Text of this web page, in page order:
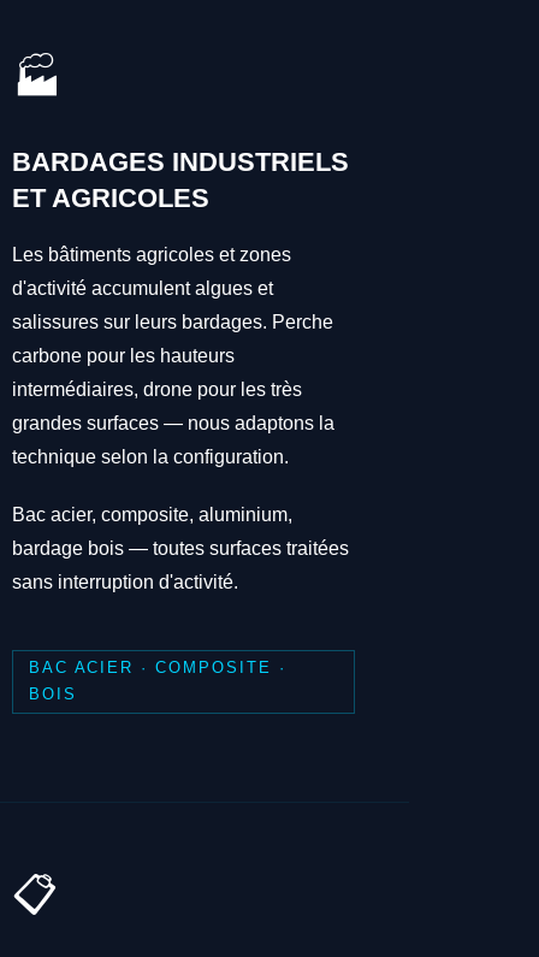
🏭
BARDAGES INDUSTRIELS
ET AGRICOLES
Les bâtiments agricoles et zones
d'activité accumulent algues et
salissures sur leurs bardages. Perche
carbone pour les hauteurs
intermédiaires, drone pour les très
grandes surfaces — nous adaptons la
technique selon la configuration.
Bac acier, composite, aluminium,
bardage bois — toutes surfaces traitées
sans interruption d'activité.
BAC ACIER · COMPOSITE ·
BOIS
📋